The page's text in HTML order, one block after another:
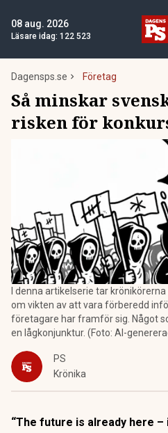
08 aug. 2026
Läsare idag: 122 523
Dagensps.se Företag
Så minskar
risken för
I denna artikelserie tar
om vikten av att vara förberedd
företagare har framför sig. Något
en lågkonjunktur. (Foto: AI-
PS
Krönika
“The future is already here –